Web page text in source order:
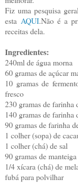
Fiz uma pesquisa
esta AQUI.Não é a
receitas dela.
Ingredientes:
240ml de água morna
60 gramas de açúcar
10 gramas de
fresco
230 gramas de
140 gramas de
90 gramas de farinha
1 colher (sopa) de
1 colher (chá) de sal
90 gramas de
1/4 xícara (chá) de
fubá para polvilhar